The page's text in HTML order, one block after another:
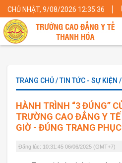
CHỦ NHẬT, 9/08/2026 12:35:36
TUYẾN
TRANG CHỦ / TIN TỨC - SỰ KIỆN
HÀNH TRÌNH “3 ĐÚNG”
TRƯỜNG CAO ĐẲNG Y
GIỜ - ĐÚNG TRANG
Đăng lúc: 10:31:45 06/06/2025 (GMT+7)